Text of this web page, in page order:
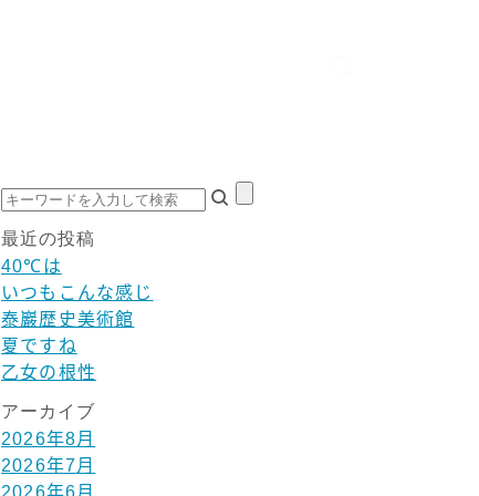
最近の投稿
40℃は
いつもこんな感じ
泰巖歴史美術館
夏ですね
乙女の根性
アーカイブ
2026年8月
2026年7月
2026年6月